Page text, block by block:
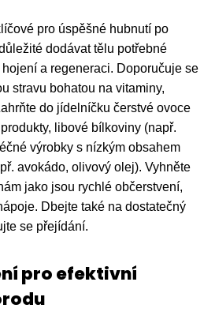
pro úspěšné hubnutí po
dodávat tělu potřebné
a regeneraci. Doporučuje se
stravu bohatou na vitaminy,
do jídelníčku čerstvé ovoce
libové bílkoviny (např.
výrobky s nízkým obsahem
avokádo, olivový olej). Vyhněte
jako jsou rychlé občerstvení,
Dbejte také na dostatečný
se přejídání.
pro efektivní